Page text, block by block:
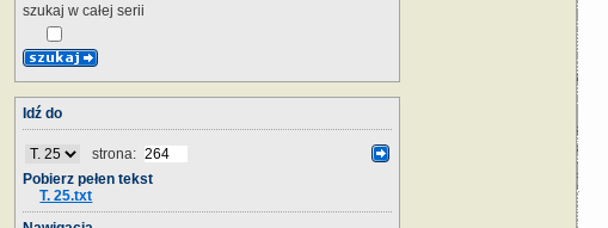
szukaj w całej serii
Idź do
strona:
Pobierz pełen tekst
T. 25.txt